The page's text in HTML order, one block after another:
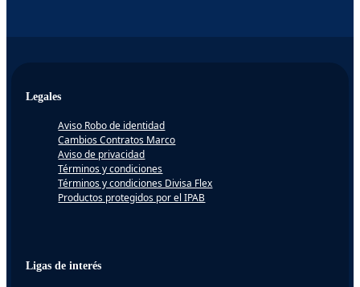
Legales
Aviso Robo de identidad
Cambios Contratos Marco
Aviso de privacidad
Términos y condiciones
Términos y condiciones Divisa Flex
Productos protegidos por el IPAB
Ligas de interés